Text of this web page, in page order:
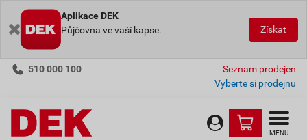
Aplikace DEK
Půjčovna ve vaší kapse.
Získat
510 000 100
Seznam prodejen
Vyberte si prodejnu
MENU